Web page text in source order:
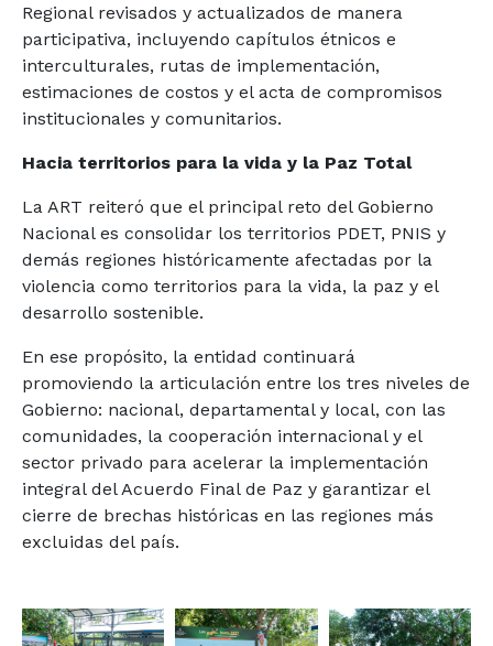
Regional revisados y actualizados de manera
participativa, incluyendo capítulos étnicos e
interculturales, rutas de implementación,
estimaciones de costos y el acta de compromisos
institucionales y comunitarios.
Hacia territorios para la vida y la Paz Total
La ART reiteró que el principal reto del Gobierno
Nacional es consolidar los territorios PDET, PNIS y
demás regiones históricamente afectadas por la
violencia como territorios para la vida, la paz y el
desarrollo sostenible.
En ese propósito, la entidad continuará
promoviendo la articulación entre los tres niveles de
Gobierno: nacional, departamental y local, con las
comunidades, la cooperación internacional y el
sector privado para acelerar la implementación
integral del Acuerdo Final de Paz y garantizar el
cierre de brechas históricas en las regiones más
excluidas del país.